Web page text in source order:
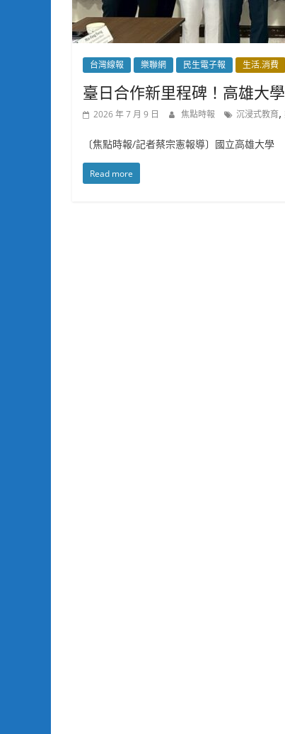
台灣線報 樂聯網 民生電子報 生活.消費
臺日合作新里程碑！高雄大
2026 年 7 月 9 日 焦點時報 沉浸式教育,
〔焦點時報/記者蔡宗憲報導〕國立高雄大學
Read more